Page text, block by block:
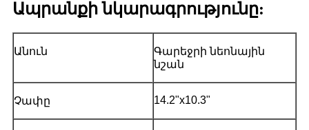
Ապրանքի նկարագրությունը:
Անուն
Գարեջրի նեոնային
նշան
Չափը 14.2"x10.3"